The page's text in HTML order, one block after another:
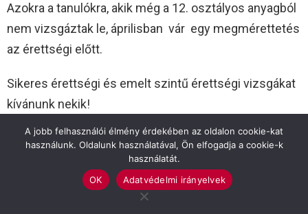
Azokra a tanulókra, akik még a 12. osztályos anyagból
nem vizsgáztak le, áprilisban vár egy megmérettetés
az érettségi előtt.
Sikeres érettségi és emelt szintű érettségi vizsgákat
kívánunk nekik!
Mészáros Tünde
A jobb felhasználói élmény érdekében az oldalon cookie-kat
használunk. Oldalunk használatával, Ön elfogadja a cookie-k
használatát.
OK
Adatvédelmi irányelvek